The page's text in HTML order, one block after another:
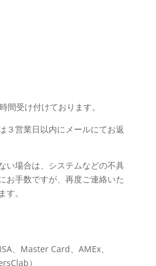
間受け付けております。
３営業日以内にメールにてお返
い場合は、システムなどの不具
お手数ですが、再度ご連絡いた
す。
、Master Card、AMEx、
）